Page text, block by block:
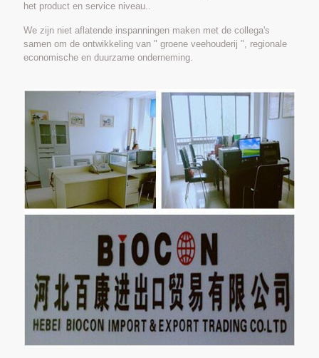
het product en service niveau..
We zijn niet aflatende inspanningen maken met de collega's
samen om de ontwikkeling van " groene veehouderij ", regionale
economische en duurzame onderneming.